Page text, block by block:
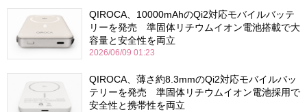
QIROCA、10000mAhのQi2対応モバイルバッテ
リーを発売 準固体リチウムイオン電池搭載で大
容量と安全性を両立
2026/06/09 01:23
QIROCA、薄さ約8.3mmのQi2対応モバイルバッ
テリーを発売 準固体リチウムイオン電池採用で
安全性と携帯性を両立